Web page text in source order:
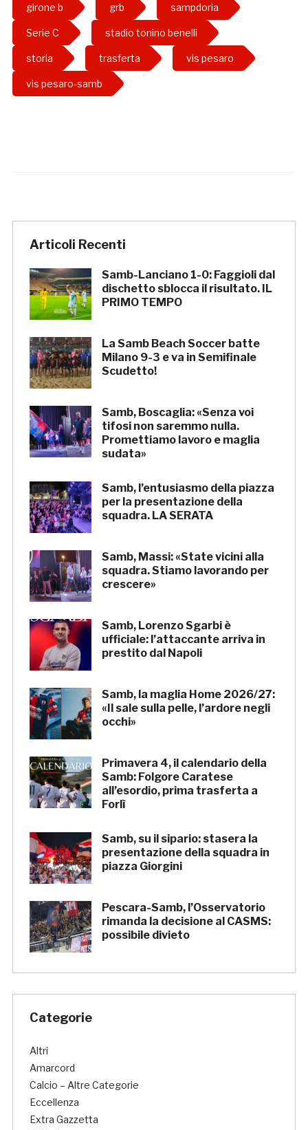
girone b grb sampdoria
Serie C stadio tonino benelli
storia trasferta vis pesaro
vis pesaro-samb
Articoli Recenti
Samb-Lanciano 1-0: Faggioli dal
dischetto sblocca il risultato. IL
PRIMO TEMPO
La Samb Beach Soccer batte
Milano 9-3 e va in Semifinale
Scudetto!
Samb, Boscaglia: «Senza voi
tifosi non saremmo nulla.
Promettiamo lavoro e maglia
sudata»
Samb, l’entusiasmo della piazza
per la presentazione della
squadra. LA SERATA
Samb, Massi: «State vicini alla
squadra. Stiamo lavorando per
crescere»
Samb, Lorenzo Sgarbi è
ufficiale: l’attaccante arriva in
prestito dal Napoli
Samb, la maglia Home 2026/27:
«Il sale sulla pelle, l’ardore negli
occhi»
Primavera 4, il calendario della
Samb: Folgore Caratese
all’esordio, prima trasferta a
Forlì
Samb, su il sipario: stasera la
presentazione della squadra in
piazza Giorgini
Pescara-Samb, l’Osservatorio
rimanda la decisione al CASMS:
possibile divieto
Categorie
Altri
Amarcord
Calcio – Altre Categorie
Eccellenza
Extra Gazzetta